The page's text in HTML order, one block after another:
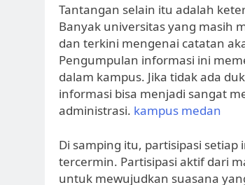
Tantangan selain itu adalah
Banyak universitas yang masih
dan terkini mengenai catatan
Pengumpulan informasi ini
dalam kampus. Jika tidak ada
informasi bisa menjadi sangat
administrasi. kampus medan
Di samping itu, partisipasi
tercermin. Partisipasi aktif dari
untuk mewujudkan suasana